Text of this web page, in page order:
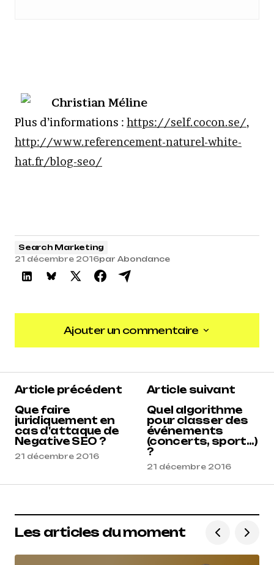
Christian Méline
Plus d’informations : https://self.cocon.se/,
http://www.referencement-naturel-white-
hat.fr/blog-seo/
Search Marketing
21 décembre 2016par Abondance
Ajouter un commentaire
Ajouter un commentaire
Article précédent
Que faire
juridiquement en
cas d'attaque de
Negative SEO ?
21 décembre 2016
Article suivant
Quel algorithme
pour classer des
événements
(concerts, sport...)
?
21 décembre 2016
Les articles du moment